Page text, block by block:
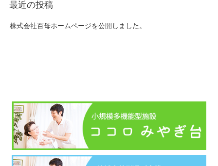
株式会社百母ホームページを公開しました。